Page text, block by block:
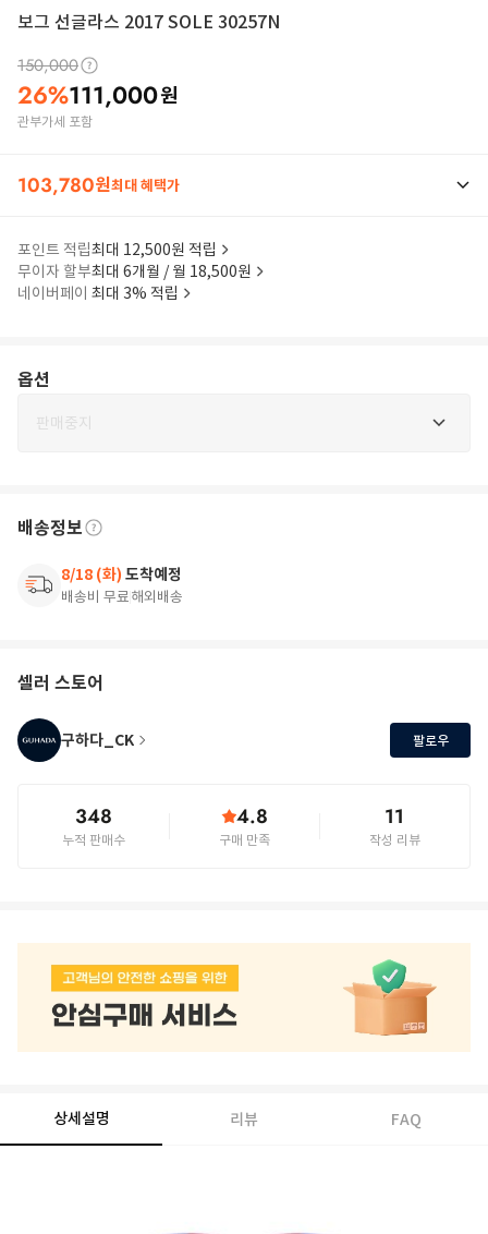
보그 선글라스 2017 SOLE 30257N
150,000
26%111,000원
관부가세 포함
103,780원최대 혜택가
포인트 적립최대 12,500원 적립
무이자 할부최대 6개월 / 월 18,500원
네이버페이 최대 3% 적립
옵션
판매중지
배송정보
8/18 (화) 도착예정
배송비 무료해외배송
셀러 스토어
구하다_CK 팔로우
348
누적 판매수
4.8
구매 만족
11
작성 리뷰
상세설명 리뷰 FAQ